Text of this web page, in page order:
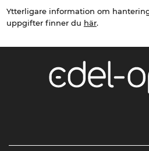
Ytterligare information om
uppgifter finner du här.